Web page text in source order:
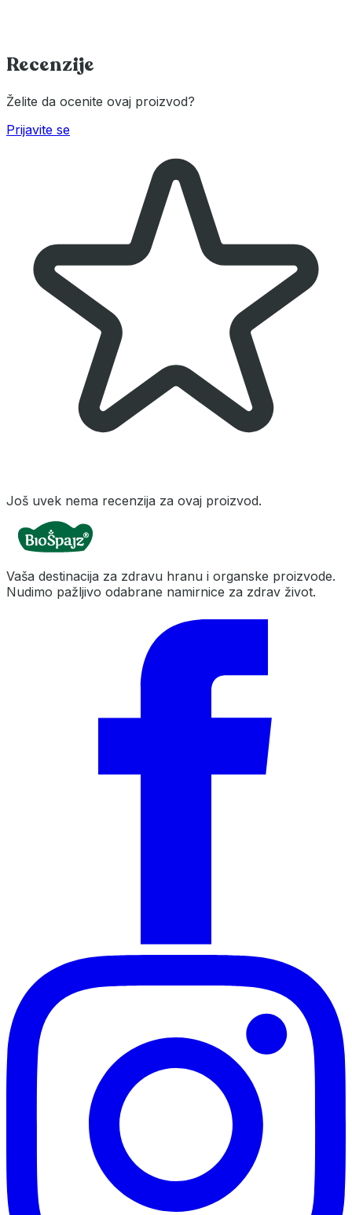
Recenzije
Želite da ocenite ovaj proizvod?
Prijavite se
Još uvek nema recenzija za ovaj proizvod.
Vaša destinacija za zdravu hranu i organske proizvode.
Nudimo pažljivo odabrane namirnice za zdrav život.